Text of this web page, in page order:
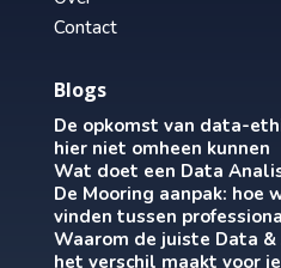
Contact
Blogs
De opkomst van data-
hier niet omheen kunnen
Wat doet een Data
De Mooring aanpak: hoe
vinden tussen
Waarom de juiste Data
het verschil maakt voor